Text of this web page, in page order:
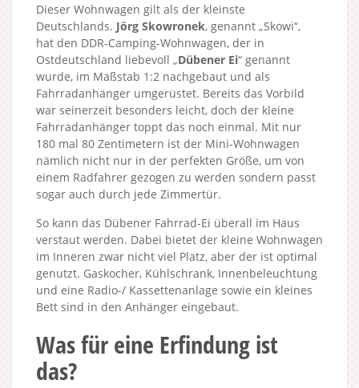
Dieser Wohnwagen gilt als der kleinste
Deutschlands. Jörg Skowronek, genannt „Skowi“,
hat den DDR-Camping-Wohnwagen, der in
Ostdeutschland liebevoll „Dübener Ei“ genannt
wurde, im Maßstab 1:2 nachgebaut und als
Fahrradanhänger umgerüstet. Bereits das Vorbild
war seinerzeit besonders leicht, doch der kleine
Fahrradanhänger toppt das noch einmal. Mit nur
180 mal 80 Zentimetern ist der Mini-Wohnwagen
nämlich nicht nur in der perfekten Größe, um von
einem Radfahrer gezogen zu werden sondern passt
sogar auch durch jede Zimmertür.
So kann das Dübener Fahrrad-Ei überall im Haus
verstaut werden. Dabei bietet der kleine Wohnwagen
im Inneren zwar nicht viel Platz, aber der ist optimal
genutzt. Gaskocher, Kühlschrank, Innenbeleuchtung
und eine Radio-/ Kassettenanlage sowie ein kleines
Bett sind in den Anhänger eingebaut.
Was für eine Erfindung ist
das?